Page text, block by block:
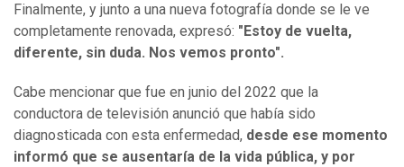
Finalmente, y junto a una nueva fotografía donde se le ve
completamente renovada, expresó: "Estoy de vuelta,
diferente, sin duda. Nos vemos pronto".
Cabe mencionar que fue en junio del 2022 que la
conductora de televisión anunció que había sido
diagnosticada con esta enfermedad, desde ese momento
informó que se ausentaría de la vida pública, y por